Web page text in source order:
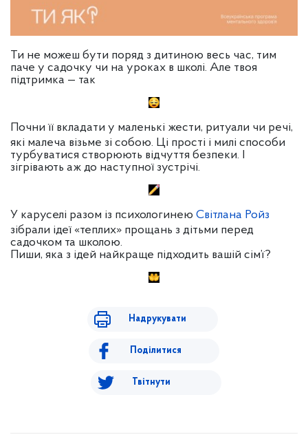
Ти не можеш бути поряд з дитиною весь час, тим
паче у садочку чи на уроках в школі. Але твоя
підтримка — так
Почни її вкладати у маленькі жести, ритуали чи речі,
які малеча візьме зі собою. Ці прості і милі способи
турбуватися створюють відчуття безпеки. І
зігрівають аж до наступної зустрічі.
У каруселі разом із психологинею Світлана Ройз
зібрали ідеї «теплих» прощань з дітьми перед
садочком та школою.
Пиши, яка з ідей найкраще підходить вашій сім’ї?
Надрукувати
Поділитися
Твітнути